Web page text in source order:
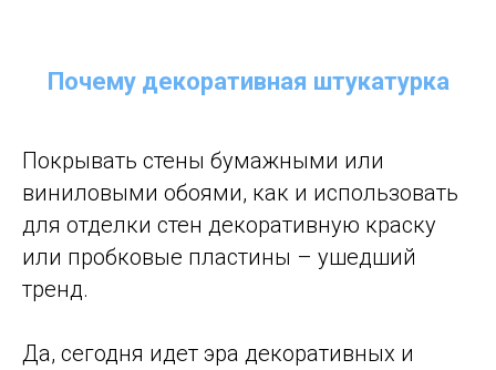
Почему декоративная штукатурка
Покрывать стены бумажными или
виниловыми обоями, как и использовать
для отделки стен декоративную краску
или пробковые пластины – ушедший
тренд.
Да, сегодня идет эра декоративных и